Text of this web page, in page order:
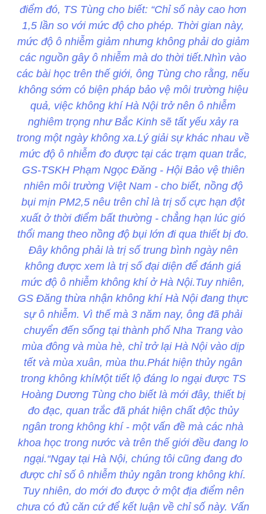
điểm đó, TS Tùng cho biết: “Chỉ số này cao hơn
1,5 lần so với mức độ cho phép. Thời gian này,
mức độ ô nhiễm giảm nhưng không phải do giảm
các nguồn gây ô nhiễm mà do thời tiết.Nhìn vào
các bài học trên thế giới, ông Tùng cho rằng, nếu
không sớm có biện pháp bảo vệ môi trường hiệu
quả, việc không khí Hà Nội trở nên ô nhiễm
nghiêm trọng như Bắc Kinh sẽ tất yếu xảy ra
trong một ngày không xa.Lý giải sự khác nhau về
mức độ ô nhiễm đo được tại các trạm quan trắc,
GS-TSKH Phạm Ngọc Đăng - Hội Bảo vệ thiên
nhiên môi trường Việt Nam - cho biết, nồng độ
bụi mịn PM2,5 nêu trên chỉ là trị số cực hạn đột
xuất ở thời điểm bất thường - chẳng hạn lúc gió
thổi mang theo nồng độ bụi lớn đi qua thiết bị đo.
Đây không phải là trị số trung bình ngày nên
không được xem là trị số đại diện để đánh giá
mức độ ô nhiễm không khí ở Hà Nội.Tuy nhiên,
GS Đăng thừa nhận không khí Hà Nội đang thực
sự ô nhiễm. Vì thế mà 3 năm nay, ông đã phải
chuyển đến sống tại thành phố Nha Trang vào
mùa đông và mùa hè, chỉ trở lại Hà Nội vào dịp
tết và mùa xuân, mùa thu.Phát hiện thủy ngân
trong không khíMột tiết lộ đáng lo ngại được TS
Hoàng Dương Tùng cho biết là mới đây, thiết bị
đo đạc, quan trắc đã phát hiện chất độc thủy
ngân trong không khí - một vấn đề mà các nhà
khoa học trong nước và trên thế giới đều đang lo
ngại.“Ngay tại Hà Nội, chúng tôi cũng đang đo
được chỉ số ô nhiễm thủy ngân trong không khí.
Tuy nhiên, do mới đo được ở một địa điểm nên
chưa có đủ căn cứ để kết luận về chỉ số này. Vấn